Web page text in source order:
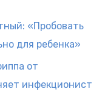
«Пробовать
для ребенка»
от
инфекционист